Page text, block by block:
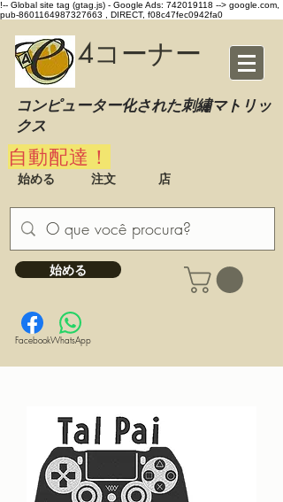
!-- Global site tag (gtag.js) - Google Ads: 742019118 --> google.com,
pub-8601164987327663 , DIRECT, f08c47fec0942fa0
4コーナー
コンピューター化された刺繡マトリッ
クス
自動配達！
始める 注文 店
始める
FacebookWhatsApp